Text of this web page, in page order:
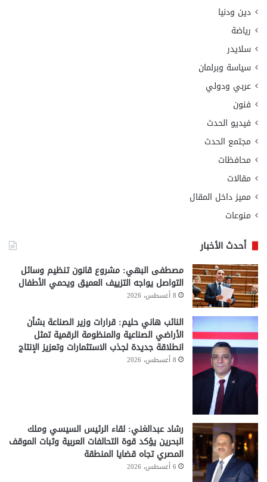
دين ودنيا
رياضة
سلايدر
سياسة وبرلمان
عربي ودولي
فنون
فيديو الحدث
مجتمع الحدث
محافظات
مقالات
مميز داخل المقال
منوعات
أحدث الأخبار
مصطفى البهي: مشروع قانون تنظيم وسائل
التواصل يواجه التزييف العميق ويحمي الأطفال
8 أغسطس، 2026
النائب هاني حليم: قرارات وزير الصناعة بشأن
الأراضي الصناعية والمنظومة الرقمية تمثل
انطلاقة جديدة لجذب الاستثمارات وتعزيز الإنتاج
8 أغسطس، 2026
رشاد عبدالغني: لقاء الرئيس السيسي وملك
البحرين يؤكد قوة التحالفات العربية وثبات الموقف
المصري تجاه قضايا المنطقة
6 أغسطس، 2026